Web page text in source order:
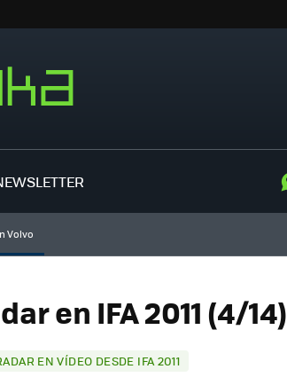
Volvo
en IFA 2011 (4/14)
EN VÍDEO DESDE IFA 2011